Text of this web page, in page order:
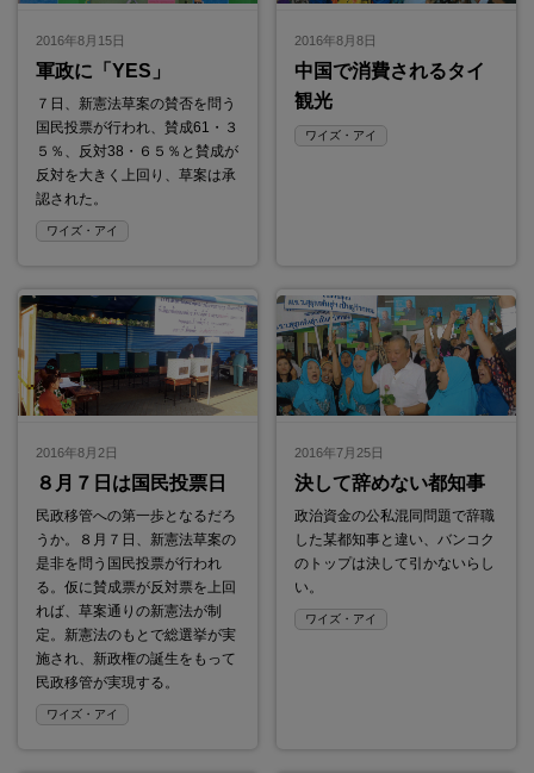
2016年8月15日
軍政に「YES」
７日、新憲法草案の賛否を問う
国民投票が行われ、賛成61・３
５％、反対38・６５％と賛成が
反対を大きく上回り、草案は承
認された。
ワイズ・アイ
2016年8月8日
中国で消費されるタイ
観光
ワイズ・アイ
2016年8月2日
８月７日は国民投票日
民政移管への第一歩となるだろ
うか。８月７日、新憲法草案の
是非を問う国民投票が行われ
る。仮に賛成票が反対票を上回
れば、草案通りの新憲法が制
定。新憲法のもとで総選挙が実
施され、新政権の誕生をもって
民政移管が実現する。
ワイズ・アイ
2016年7月25日
決して辞めない都知事
政治資金の公私混同問題で辞職
した某都知事と違い、バンコク
のトップは決して引かないらし
い。
ワイズ・アイ